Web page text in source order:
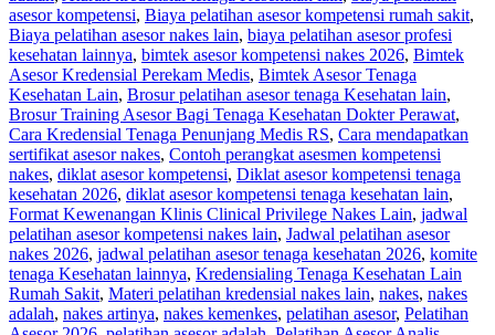
asesor kompetensi, Biaya pelatihan asesor kompetensi rumah sakit,
Biaya pelatihan asesor nakes lain, biaya pelatihan asesor profesi
kesehatan lainnya, bimtek asesor kompetensi nakes 2026, Bimtek
Asesor Kredensial Perekam Medis, Bimtek Asesor Tenaga
Kesehatan Lain, Brosur pelatihan asesor tenaga Kesehatan lain,
Brosur Training Asesor Bagi Tenaga Kesehatan Dokter Perawat,
Cara Kredensial Tenaga Penunjang Medis RS, Cara mendapatkan
sertifikat asesor nakes, Contoh perangkat asesmen kompetensi
nakes, diklat asesor kompetensi, Diklat asesor kompetensi tenaga
kesehatan 2026, diklat asesor kompetensi tenaga kesehatan lain,
Format Kewenangan Klinis Clinical Privilege Nakes Lain, jadwal
pelatihan asesor kompetensi nakes lain, Jadwal pelatihan asesor
nakes 2026, jadwal pelatihan asesor tenaga kesehatan 2026, komite
tenaga Kesehatan lainnya, Kredensialing Tenaga Kesehatan Lain
Rumah Sakit, Materi pelatihan kredensial nakes lain, nakes, nakes
adalah, nakes artinya, nakes kemenkes, pelatihan asesor, Pelatihan